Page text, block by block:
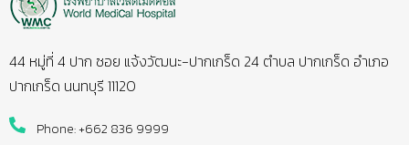
44 หมู่ที่ 4 ปาก ซอย แจ้งวัฒนะ-ปากเกร็ด 24 ตำบล ปากเกร็ด อำเภอ
ปากเกร็ด นนทบุรี 11120
Phone: +662 836 9999